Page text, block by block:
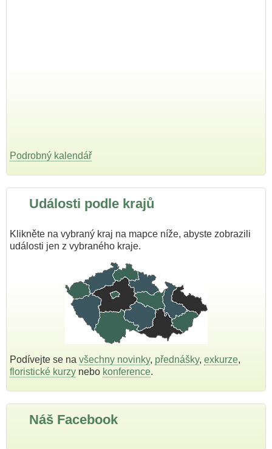
Podrobný kalendář
Události podle krajů
Klikněte na vybraný kraj na mapce níže, abyste zobrazili
události jen z vybraného kraje.
Podívejte se na všechny novinky, přednášky, exkurze,
floristické kurzy nebo konference.
Náš Facebook